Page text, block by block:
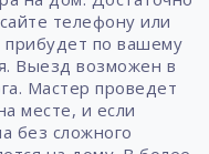
телефону или
прибудет по вашему
Выезд возможен в
Мастер проведет
месте, и если
без сложного